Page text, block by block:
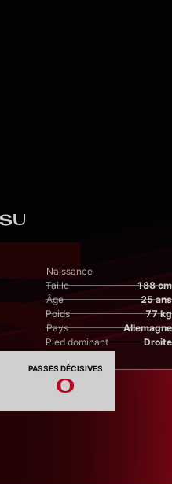
Taille 188 cm
Poids 77 kg
Pied dominant Droite
Naissance
Âge 25 ans
Pays Allemagne
PASSES DÉCISIVES
0